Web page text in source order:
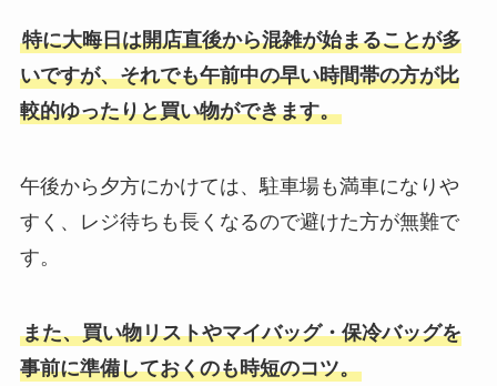
特に大晦日は開店直後から混雑が始まることが多
いですが、それでも午前中の早い時間帯の方が比
較的ゆったりと買い物ができます。
午後から夕方にかけては、駐車場も満車になりや
すく、レジ待ちも長くなるので避けた方が無難で
す。
また、買い物リストやマイバッグ・保冷バッグを
事前に準備しておくのも時短のコツ。